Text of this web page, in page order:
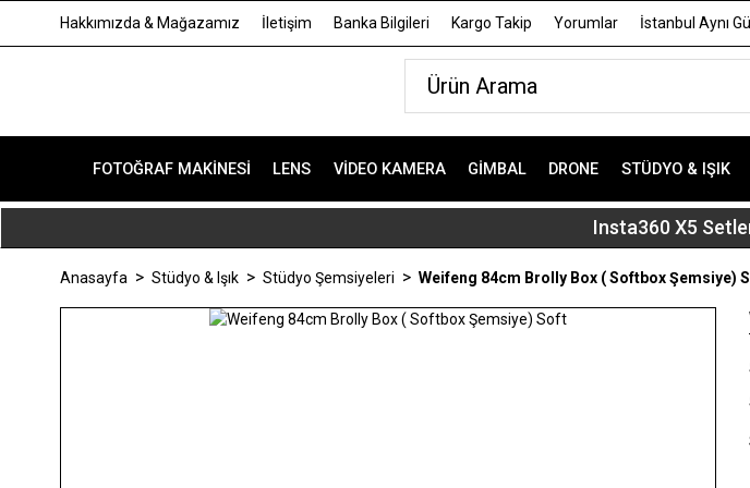
Hakkımızda & Mağazamız İletişim Banka Bilgileri Kargo Takip Yorumlar İstanbul Aynı
FOTOĞRAF MAKINESI LENS VIDEO KAMERA GIMBAL DRONE STÜDYO & IŞIK
Insta360 X5
Anasayfa Stüdyo & Işık Stüdyo Şemsiyeleri Weifeng 84cm Brolly Box ( Softbox Şemsiye)